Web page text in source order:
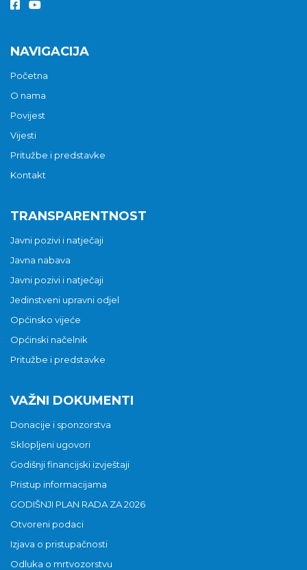
NAVIGACIJA
Početna
O nama
Povijest
Vijesti
Pritužbe i predstavke
Kontakt
TRANSPARENTNOST
Javni pozivi i natječaji
Javna nabava
Javni pozivi i natječaji
Jedinstveni upravni odjel
Općinsko vijeće
Općinski načelnik
Pritužbe i predstavke
VAŽNI DOKUMENTI
Donacije i sponzorstva
Sklopljeni ugovori
Godišnji financijski izvještaji
Pristup informacijama
GODIŠNJI PLAN RADA ZA 2026
Otvoreni podaci
Izjava o pristupačnosti
Odluka o mrtvozorstvu